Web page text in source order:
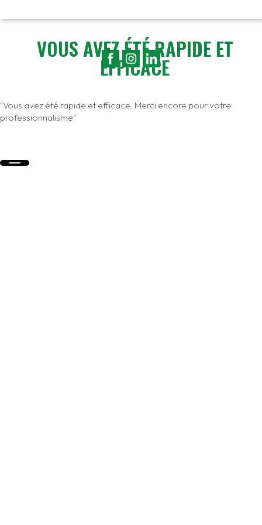
VOUS AVEZ ÉTÉ RAPIDE ET
EFFICACE
"Vous avez été rapide et efficace. Merci encore pour votre
professionnalisme"